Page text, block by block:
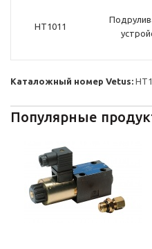
HT1011
Каталожный номер Vetus:
Популярные